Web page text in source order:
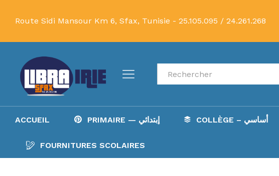
Route Sidi Mansour Km 6, Sfax, Tunisie - 25.105.095 / 24.261.268
Recherche
ACCUEIL PRIMAIRE — إبتدائي COLLÈGE – أساسي
FOURNITURES SCOLAIRES